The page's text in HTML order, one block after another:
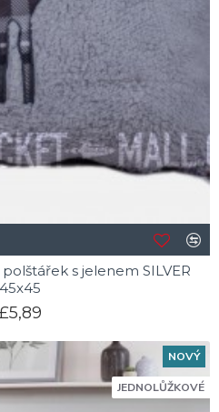
s jelenem SILVER
45x45
NOVÝ
JEDNOLŮŽKOVÉ